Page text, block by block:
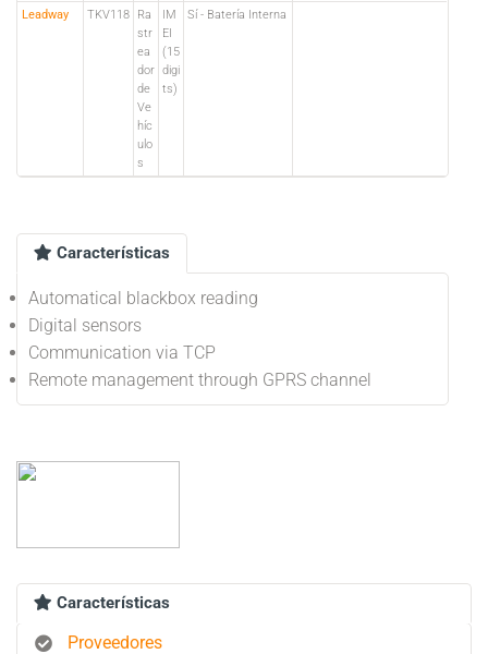
Leadway TKV118
Ra
str
ea
dor
de
Ve
híc
ulo
s
IM
EI
(15
digi
ts)
Sí - Batería Interna
Características
Automatical blackbox reading
Digital sensors
Communication via TCP
Remote management through GPRS channel
Características
Proveedores